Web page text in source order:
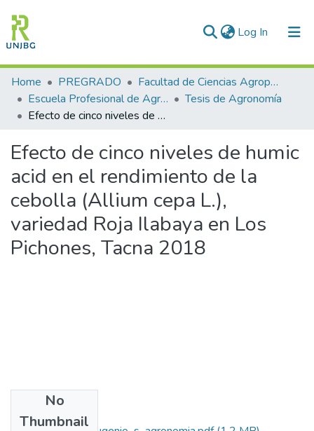
Log In (current)
Communities & Collections
All of DSpace
Enviar tesis
Home PREGRADO
Facultad de Ciencias Agropecuarias
Escuela Profesional de Agronomía
Tesis de Agronomía
Efecto de cinco niveles de humic acid en el rendimiento de la cebolla (Allium cepa L.), variedad Roja Ilabaya en Los Pichones, Tacna 2018
Efecto de cinco niveles de humic
acid en el rendimiento de la
cebolla (Allium cepa L.),
variedad Roja Ilabaya en Los
Pichones, Tacna 2018
No
Thumbnail